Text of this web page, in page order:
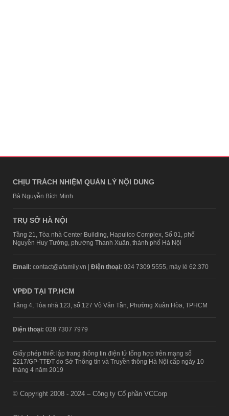
CHỊU TRÁCH NHIỆM QUẢN LÝ NỘI DUNG
Bà Nguyễn Bích Minh
TRỤ SỞ HÀ NỘI
Tầng 21, Tòa nhà Center Building, Hapulico Complex, Số 01, phố
Nguyễn Huy Tưởng, phường Thanh Xuân, thành phố Hà Nội
Email: contact@afamily.vn | Điện thoại: 024 7309 5555, máy lẻ 62.370
VPĐD TẠI TP.HCM
Tầng 4, Tòa nhà 123, số 127 Võ Văn Tần, Phường Xuân Hòa, TPHCM
Điện thoại: 028 7307 7979
Giấy phép thiết lập trang thông tin điện tử tổng hợp trên mạng số
2217/GP-TTĐT do Sở Thông tin và Truyền thông Hà Nội cấp ngày 10
tháng 4 năm 2019
© Copyright 2008 - 2024 – Công ty Cổ phần VCCorp